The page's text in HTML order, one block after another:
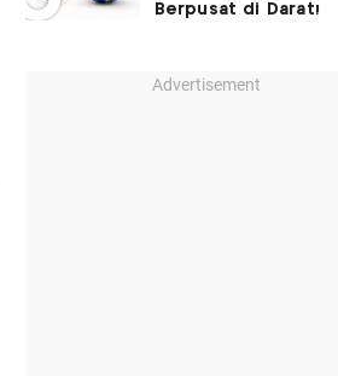
Berpusat di Darat!
Advertisement